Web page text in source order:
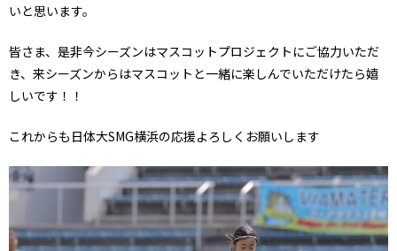
いと思います。
皆さま、是非今シーズンはマスコットプロジェクトにご協力いただ
き、来シーズンからはマスコットと一緒に楽しんでいただけたら嬉
しいです！！
これからも日体大SMG横浜の応援よろしくお願いします